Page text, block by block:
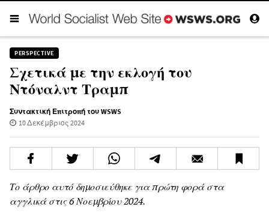
PERSPECTIVE
Σχετικά με την εκλογή του
Ντόναλντ Τραμπ
Συντακτική Επιτροπή του WSWS
10 Δεκέμβριος 2024
Το άρθρο αυτό δημοσιεύθηκε για πρώτη φορά στα
αγγλικά στις 6 Νοεμβρίου 2024.